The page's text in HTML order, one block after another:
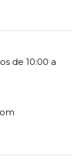
de 10:00 a